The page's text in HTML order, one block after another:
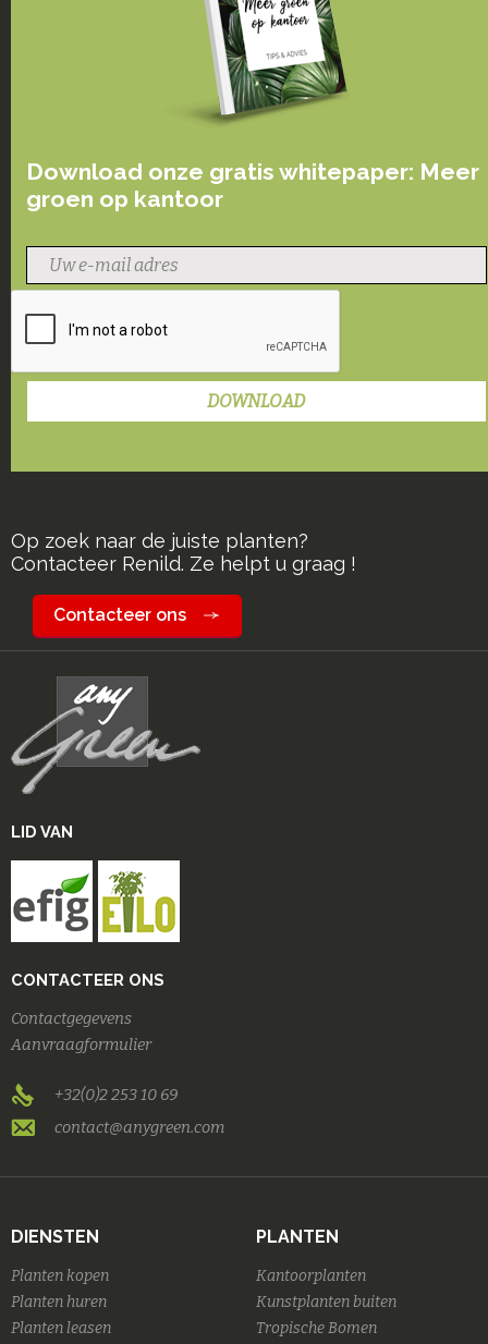
Download onze gratis whitepaper: Meer
groen op kantoor
Op zoek naar de juiste planten?
Contacteer Renild. Ze helpt u graag !
Contacteer ons
LID VAN
CONTACTEER ONS
Contactgegevens
Aanvraagformulier
+32(0)2 253 10 69
contact@anygreen.com
DIENSTEN
Planten kopen
Planten huren
Planten leasen
PLANTEN
Kantoorplanten
Kunstplanten buiten
Tropische Bomen